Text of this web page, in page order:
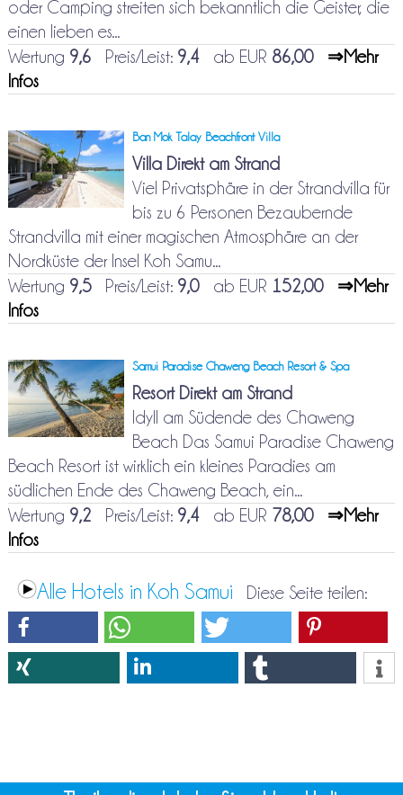
oder Camping streiten sich bekanntlich die Geister, die
einen lieben es...
Wertung 9,6 Preis/Leist: 9,4ab EUR 86,00
⇒Mehr
Infos
Ban Mok Talay Beachfront Villa
Villa Direkt am Strand
Viel Privatsphäre in der Strandvilla für
bis zu 6 Personen Bezaubernde
Strandvilla mit einer magischen Atmosphäre an der
Nordküste der Insel Koh Samu...
Wertung 9,5Preis/Leist: 9,0ab EUR 152,00
⇒Mehr
Infos
Samui Paradise Chaweng Beach Resort & Spa
Resort Direkt am Strand
Idyll am Südende des Chaweng
Beach Das Samui Paradise Chaweng
Beach Resort ist wirklich ein kleines Paradies am
südlichen Ende des Chaweng Beach, ein...
Wertung 9,2 Preis/Leist: 9,4ab EUR 78,00
⇒Mehr
Infos
Alle Hotels in Koh Samui Diese Seite teilen: